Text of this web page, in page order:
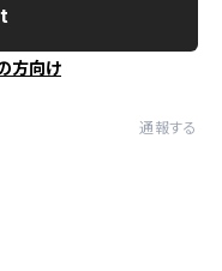
方向け
通報する